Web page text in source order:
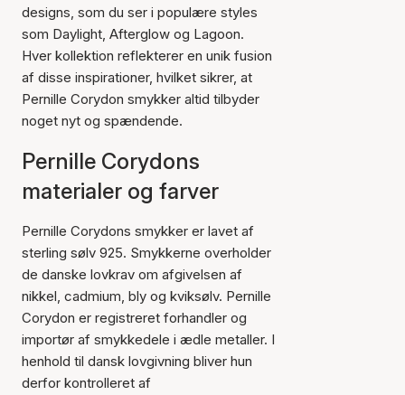
designs, som du ser i populære styles
som Daylight, Afterglow og Lagoon.
Hver kollektion reflekterer en unik fusion
af disse inspirationer, hvilket sikrer, at
Pernille Corydon smykker altid tilbyder
noget nyt og spændende.
Pernille Corydons
materialer og farver
Pernille Corydons smykker er lavet af
sterling sølv 925. Smykkerne overholder
de danske lovkrav om afgivelsen af
nikkel, cadmium, bly og kviksølv. Pernille
Corydon er registreret forhandler og
importør af smykkedele i ædle metaller. I
henhold til dansk lovgivning bliver hun
derfor kontrolleret af